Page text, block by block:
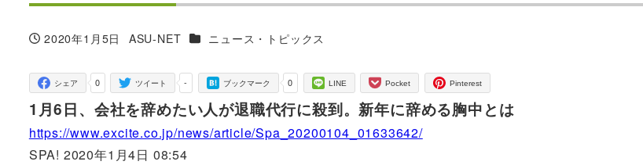
投稿日
2020年1月5日
著
ASU-NET カテゴリー
ニュース・トピックス
0
シェア -
ツイート 0
ブックマーク LINE Pocket Pinterest
1月6日、会社を辞めたい人が退職代行に殺到。新年に辞める胸中とは
https://www.excite.co.jp/news/article/Spa_20200104_01633642/
SPA! 2020年1月4日 08:54